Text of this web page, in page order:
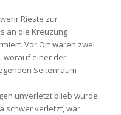
Rieste zur
an die Kreuzung
Vor Ort waren zwei
worauf einer der
Seitenraum
unverletzt blieb wurde
schwer verletzt, war